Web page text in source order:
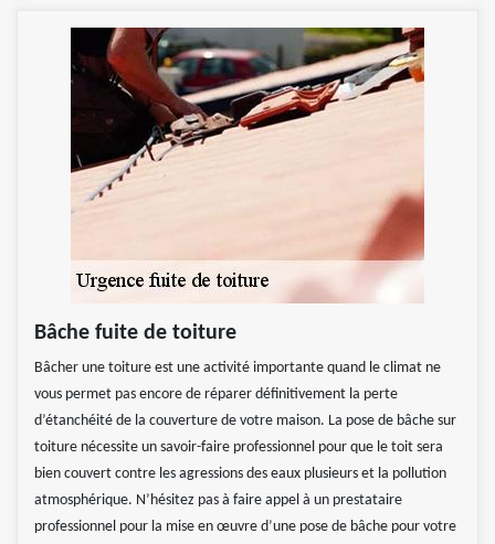
Bâche fuite de toiture
Bâcher une toiture est une activité importante quand le climat ne
vous permet pas encore de réparer définitivement la perte
d’étanchéité de la couverture de votre maison. La pose de bâche sur
toiture nécessite un savoir-faire professionnel pour que le toit sera
bien couvert contre les agressions des eaux plusieurs et la pollution
atmosphérique. N’hésitez pas à faire appel à un prestataire
professionnel pour la mise en œuvre d’une pose de bâche pour votre